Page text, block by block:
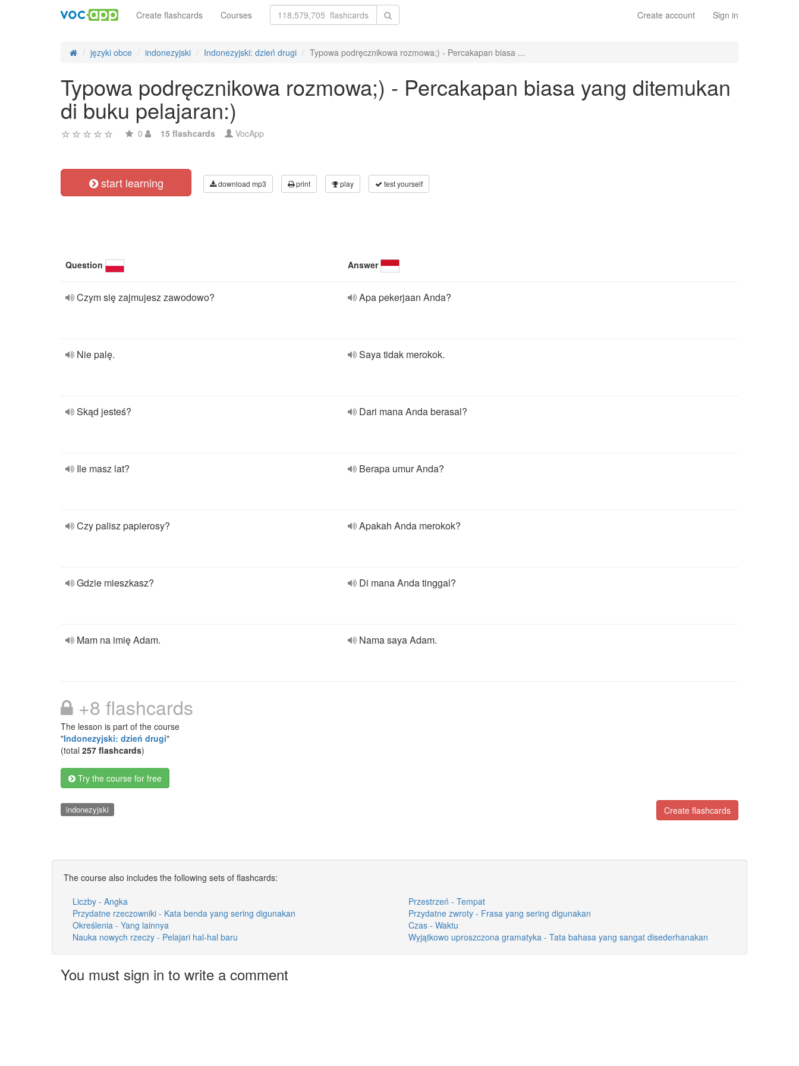
Create account Sign in
Create flashcards Courses
języki obce indonezyjski Indonezyjski: dzień drugi Typowa podręcznikowa rozmowa;) - Percakapan biasa ...
Typowa podręcznikowa rozmowa;) - Percakapan biasa yang ditemukan
di buku pelajaran:)
0 15 flashcards VocApp
start learning download mp3 print play test yourself
Question Answer
Czym się zajmujesz zawodowo? Apa pekerjaan Anda?
Nie palę. Saya tidak merokok.
Skąd jesteś? Dari mana Anda berasal?
Ile masz lat? Berapa umur Anda?
Czy palisz papierosy? Apakah Anda merokok?
Gdzie mieszkasz? Di mana Anda tinggal?
Mam na imię Adam. Nama saya Adam.
+8 flashcards
The lesson is part of the course
"Indonezyjski: dzień drugi"
(total 257 flashcards)
Try the course for free
Create flashcards
indonezyjski
The course also includes the following sets of flashcards:
Liczby - Angka
Przestrzeń - Tempat
Przydatne rzeczowniki - Kata benda yang sering digunakan
Przydatne zwroty - Frasa yang sering digunakan
Określenia - Yang lainnya
Czas - Waktu
Nauka nowych rzeczy - Pelajari hal-hal baru
Wyjątkowo uproszczona gramatyka - Tata bahasa yang sangat disederhanakan
You must sign in to write a comment